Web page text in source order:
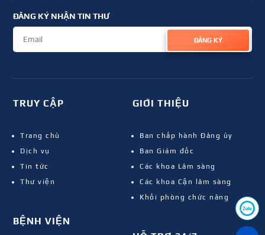
ĐĂNG KÝ NHẬN TIN THƯ
ĐĂNG KÝ
TRUY CẬP
Trang chủ
Dịch vụ
Tin tức
Thư viện
BỆNH VIỆN
GIỚI THIỆU
Ban chấp hành Đảng ủy
Ban Giám đốc
Các khoa Lâm sàng
Các khoa Cận lâm sàng
Khối phòng chức năng